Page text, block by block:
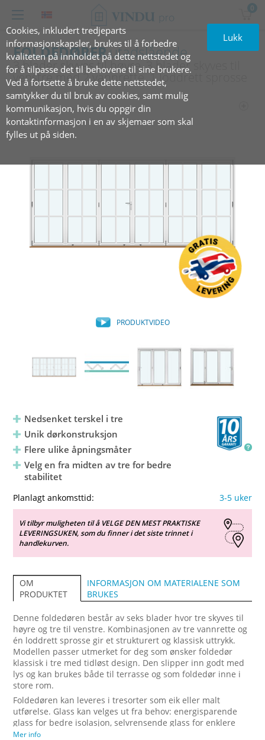
Cookies, inkludert tredjeparts
informasjonskapsler, brukes til å forbedre
kvaliteten på innholdet på dette nettstedet og
for å tilpasse det til behovene til sine brukere.
Ved å fortsette å bruke dette nettstedet,
samtykker du til bruk av cookies, samt mulig
kommunikasjon, hvis du oppgir din
kontaktinformasjon i en av skjemaer som skal
fylles ut på siden.
Lukk
0
FOLDEDØRERutadslående
3 blader skyves til høyre, 3 blader skyves til
venstre med 2 vannrette, 1 loddrett sprosse
PRODUKTVIDEO
Nedsenket terskel i tre
Unik dørkonstruksjon
Flere ulike åpningsmåter
Velg en fra midten av tre for bedre
stabilitet
Planlagt ankomsttid: 3-5 uker
Vi tilbyr muligheten til å VELGE DEN MEST PRAKTISKE
LEVERINGSUKEN, som du finner i det siste trinnet i
handlekurven.
OM
PRODUKTET
INFORMASJON OM MATERIALENE SOM
BRUKES
Denne foldedøren består av seks blader hvor tre skyves til
høyre og tre til venstre. Kombinasjonen av tre vannrette og
én loddrett sprosse gir et strukturert og klassisk uttrykk.
Modellen passer utmerket for deg som ønsker foldedør
klassisk i tre med tidløst design. Den slipper inn godt med
lys og kan brukes både til terrasse og som foldedør inne i
store rom.
Foldedøren kan leveres i tresorter som eik eller malt
utførelse. Glass kan velges ut fra behov: energisparende
glass for bedre isolasjon, selvrensende glass for enklere
vedlikehold eller lydisolerende glass for et rolig inneklima.
Mer info